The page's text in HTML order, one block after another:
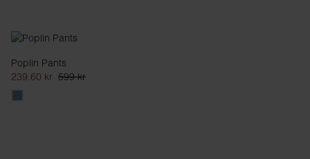
Poplin Pants
239.60 kr 599 kr